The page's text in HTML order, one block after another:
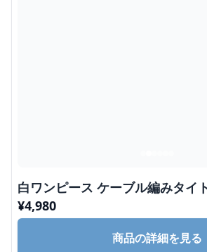
白ワンピース ケーブル編みタイ
¥4,980
商品の詳細を見る